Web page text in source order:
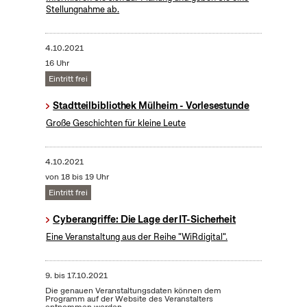
Stellungnahme ab.
4.10.2021
16 Uhr
Eintritt frei
Stadtteilbibliothek Mülheim - Vorlesestunde
Große Geschichten für kleine Leute
4.10.2021
von 18 bis 19 Uhr
Eintritt frei
Cyberangriffe: Die Lage der IT-Sicherheit
Eine Veranstaltung aus der Reihe "WiRdigital".
9. bis17.10.2021
Die genauen Veranstaltungsdaten können dem
Programm auf der Website des Veranstalters